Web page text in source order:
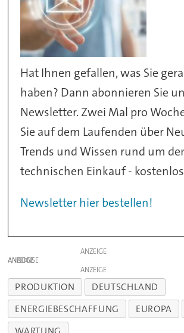
Hat Ihnen gefallen, was Sie
haben? Dann abonnieren Sie
Newsletter. Zwei Mal pro
Sie auf dem Laufenden über
Trends und Wissen rund um
technischen Einkauf -
Newsletter hier bestellen!
ANZEIGE
ANZEIGE
ANZEIGE
PRODUKTION
DEUTSCHLAND
ENERGIEBESCHAFFUNG
EUROPA